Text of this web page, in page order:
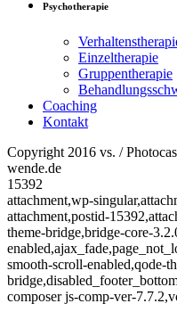
Psychotherapie
Einzeltherapie
Gruppentherapie
Coaching
Kontakt
Copyright 2016 vs. /
wende.de
15392
attachment,wp-
attachment,postid-
theme-bridge,bridge-core-
smooth-scroll-enabled,qode-
composer js-comp-ver-